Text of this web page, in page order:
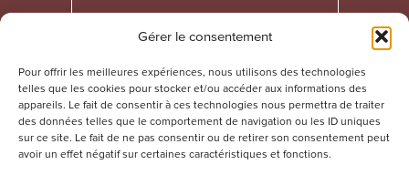
Gérer le consentement
Pour offrir les meilleures expériences, nous utilisons des technologies
telles que les cookies pour stocker et/ou accéder aux informations des
appareils. Le fait de consentir à ces technologies nous permettra de traiter
des données telles que le comportement de navigation ou les ID uniques
sur ce site. Le fait de ne pas consentir ou de retirer son consentement peut
avoir un effet négatif sur certaines caractéristiques et fonctions.
de 9h30 à 15h.
75 Rue du Docuteur Louis Destre
42100 Saint-Etienne